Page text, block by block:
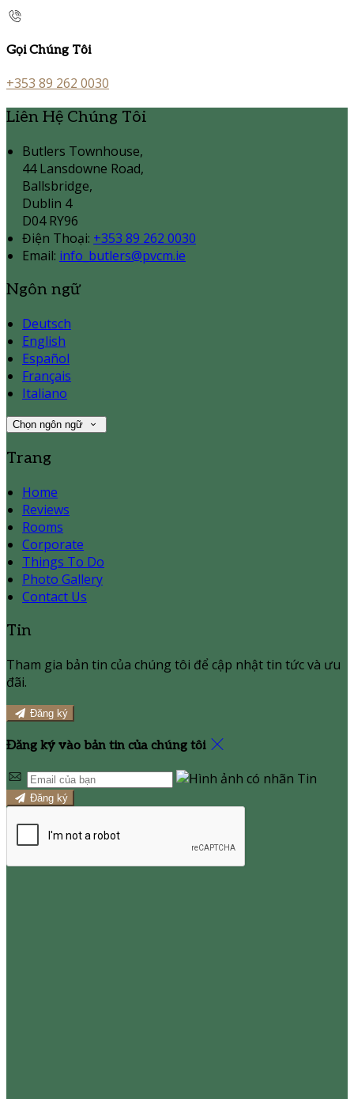
Gọi Chúng Tôi
+353 89 262 0030
Liên Hệ Chúng Tôi
Butlers Townhouse,
44 Lansdowne Road,
Ballsbridge,
Dublin 4
D04 RY96
Điện Thoại: +353 89 262 0030
Email: info_butlers@pvcm.ie
Ngôn ngữ
Deutsch
English
Español
Français
Italiano
Chọn ngôn ngữ
Trang
Home
Reviews
Rooms
Corporate
Things To Do
Photo Gallery
Contact Us
Tin
Tham gia bản tin của chúng tôi để cập nhật tin tức và ưu
đãi.
Đăng ký
Đăng ký vào bản tin của chúng tôi
Đăng ký